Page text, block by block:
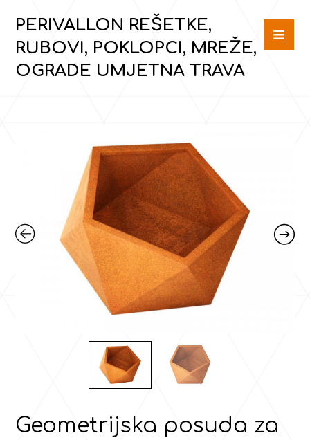
PERIVALLON REŠETKE,
RUBOVI, POKLOPCI, MREŽE,
OGRADE UMJETNA TRAVA
Geometrijska posuda za